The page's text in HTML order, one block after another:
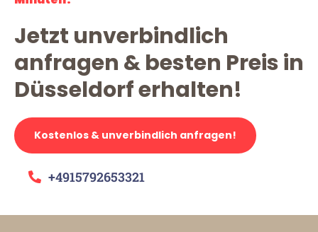
Jetzt unverbindlich
anfragen & besten Preis in
Düsseldorf erhalten!
Kostenlos & unverbindlich anfragen!
+4915792653321